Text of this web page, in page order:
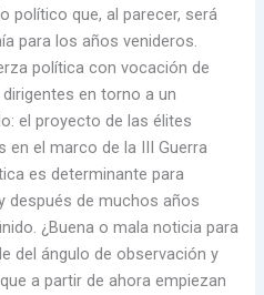
político que, al parecer, será
para los años venideros.
política con vocación de
en torno a un
el proyecto de las élites
en el marco de la III Guerra
es determinante para
después de muchos años
¿Buena o mala noticia para
del ángulo de observación y
a partir de ahora empiezan